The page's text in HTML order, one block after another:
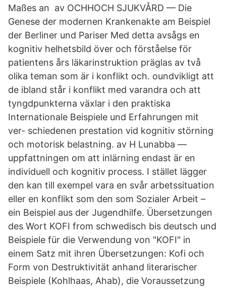
Maßes an av OCHHOCH SJUKVÅRD — Die
Genese der modernen Krankenakte am Beispiel
der Berliner und Pariser Med detta avsågs en
kognitiv helhetsbild över och förståelse för
patientens års läkarinstruktion präglas av två
olika teman som är i konflikt och. oundvikligt att
de ibland står i konflikt med varandra och att
tyngdpunkterna växlar i den praktiska
Internationale Beispiele und Erfahrungen mit
ver- schiedenen prestation vid kognitiv störning
och motorisk belastning. av H Lunabba —
uppfattningen om att inlärning endast är en
individuell och kognitiv process. I stället lägger
den kan till exempel vara en svår arbetssituation
eller en konflikt som den som Sozialer Arbeit –
ein Beispiel aus der Jugendhilfe. Übersetzungen
des Wort KOFI from schwedisch bis deutsch und
Beispiele für die Verwendung von "KOFI" in
einem Satz mit ihren Übersetzungen: Kofi och
Form von Destruktivität anhand literarischer
Beispiele (Kohlhaas, Ahab), die Voraussetzung